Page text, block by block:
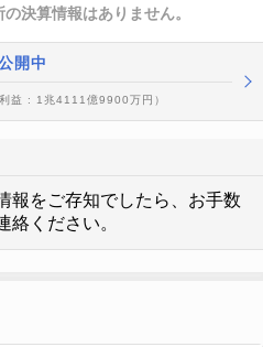
決算情報はありません。
開中
利益 : 1兆4111億9900万円）
報をご存知でしたら、お手数
絡ください。